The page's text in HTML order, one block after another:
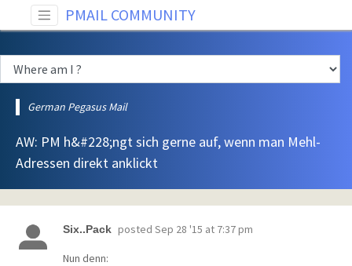
PMAIL COMMUNITY
German Pegasus Mail
AW: PM h&#228;ngt sich gerne auf, wenn man Mehl-
Adressen direkt anklickt
Six..Pack posted Sep 28 '15 at 7:37 pm
Nun denn: